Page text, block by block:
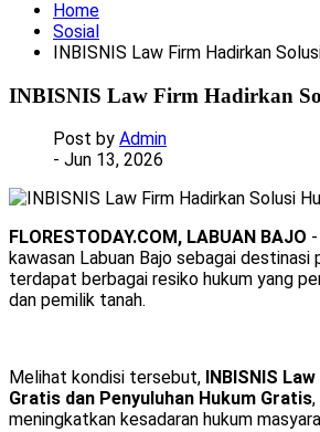
Home
Sosial
INBISNIS Law Firm Hadirkan
INBISNIS Law Firm Hadirkan
Post by Admin
- Jun 13, 2026
FLORESTODAY.COM, LABUAN BAJO
kawasan Labuan Bajo sebagai
terdapat berbagai resiko hukum yang
dan pemilik tanah.
Melihat kondisi tersebut, INBISNIS
Gratis dan Penyuluhan Hukum Gratis
meningkatkan kesadaran hukum